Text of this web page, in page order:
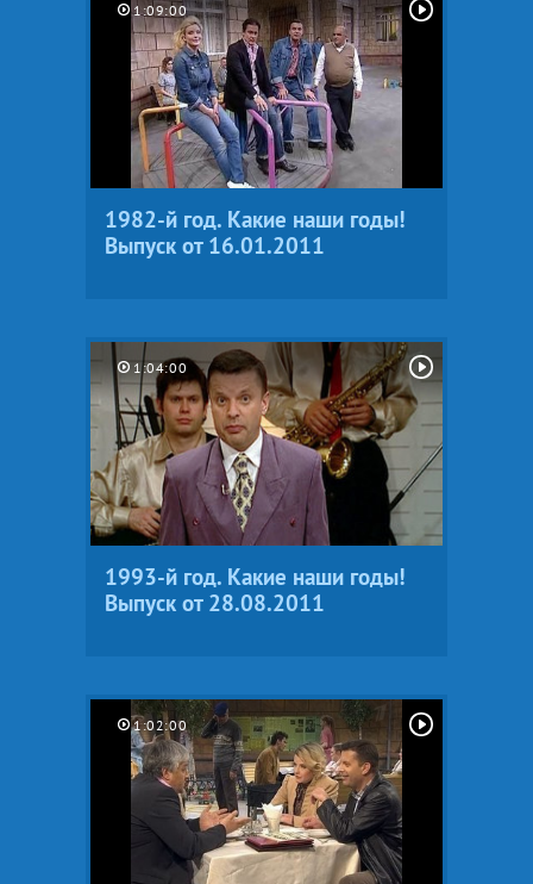
1:09:00
1982-й год. Какие наши годы!
Выпуск от 16.01.2011
1:04:00
1993-й год. Какие наши годы!
Выпуск от 28.08.2011
1:02:00